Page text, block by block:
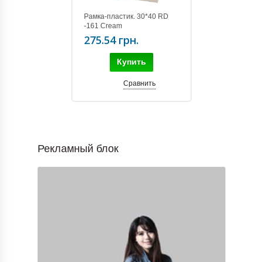
Рамка-пластик. 30*40 RD
-161 Cream
275.54 грн.
Купить
Сравнить
Рекламный блок